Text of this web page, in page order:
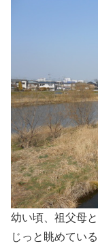
幼い頃、祖父母
じっと眺めてい